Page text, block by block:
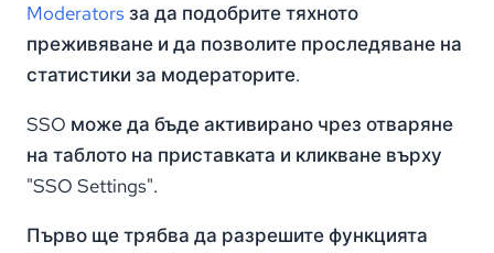
Moderators за да подобрите тяхното
преживяване и да позволите проследяване на
статистики за модераторите.
SSO може да бъде активирано чрез отваряне
на таблото на приставката и кликване върху
"SSO Settings".
Първо ще трябва да разрешите функцията